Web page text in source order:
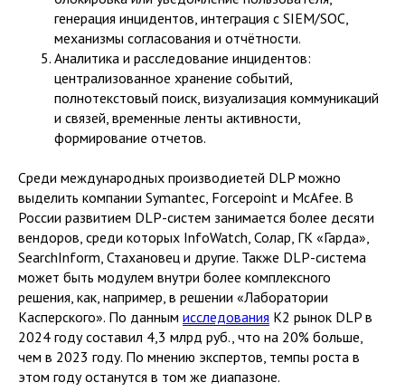
генерация инцидентов, интеграция с SIEM/SOC,
механизмы согласования и отчётности.
Аналитика и расследование инцидентов:
централизованное хранение событий,
полнотекстовый поиск, визуализация коммуникаций
и связей, временные ленты активности,
формирование отчетов.
Среди международных производиетей DLP можно
выделить компании Symantec, Forcepoint и McAfee. В
России развитием DLP-систем занимается более десяти
вендоров, среди которых InfoWatch, Солар, ГК «Гарда»,
SearchInform, Стахановец и другие. Также DLP-система
может быть модулем внутри более комплексного
решения, как, например, в решении «Лаборатории
Касперского». По данным исследования К2 рынок DLP в
2024 году составил 4,3 млрд руб., что на 20% больше,
чем в 2023 году. По мнению экспертов, темпы роста в
этом году останутся в том же диапазоне.